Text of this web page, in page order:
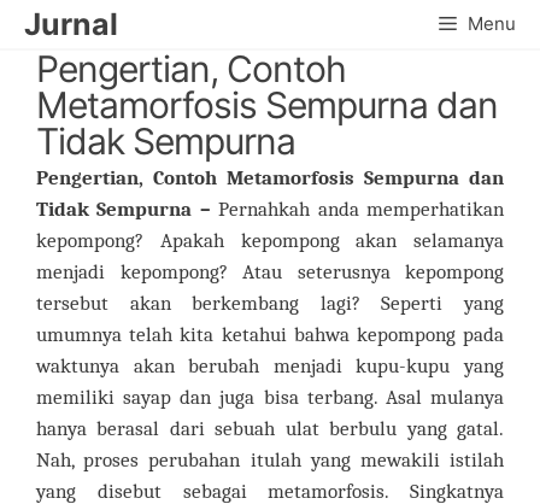
Skip
content
Jurnal Menu
Pengertian, Contoh
Metamorfosis Sempurna dan
Tidak Sempurna
Pengertian, Contoh Metamorfosis Sempurna dan
Tidak Sempurna –Pernahkah anda memperhatikan
kepompong? Apakah kepompong akan selamanya
menjadi kepompong? Atau seterusnya kepompong
tersebut akan berkembang lagi? Seperti yang
umumnya telah kita ketahui bahwa kepompong pada
waktunya akan berubah menjadi kupu-kupu yang
memiliki sayap dan juga bisa terbang. Asal mulanya
hanya berasal dari sebuah ulat berbulu yang gatal.
Nah, proses perubahan itulah yang mewakili istilah
yang disebut sebagai metamorfosis. Singkatnya